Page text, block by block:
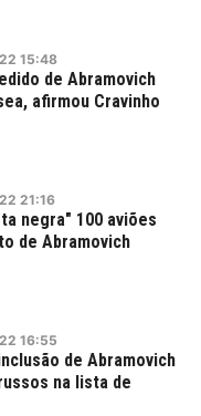
15:48
de Abramovich
afirmou Cravinho
21:16
negra" 100 aviões
de Abramovich
16:55
de Abramovich
na lista de